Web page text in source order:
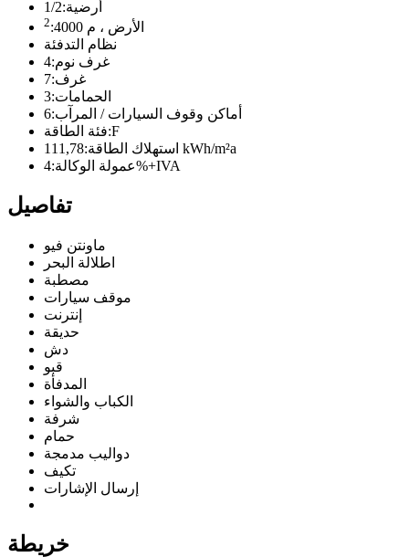
أرضية:1/2
الأرض ، م
2:4000
نظام التدفئة
غرف نوم:4
غرف:7
الحمامات:3
أماكن وقوف السيارات / المرآب:6
فئة الطاقة:F
استهلاك الطاقة: 111,78 kWh/m²a
عمولة الوكالة:4%+IVA
تفاصيل
ماونتن فيو
اطلالة البحر
مصطبة
موقف سيارات
إنترنت
حديقة
دش
قبو
المدفأة
الكباب والشواء
شرفة
حمام
دواليب مدمجة
تكيف
إرسال الإشارات
خريطة